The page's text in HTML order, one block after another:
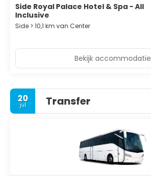
Side Royal Palace Hotel & Spa - All
Inclusive
Side > 10,1 km van Center
Bekijk accommodatie
20
jul Transfer